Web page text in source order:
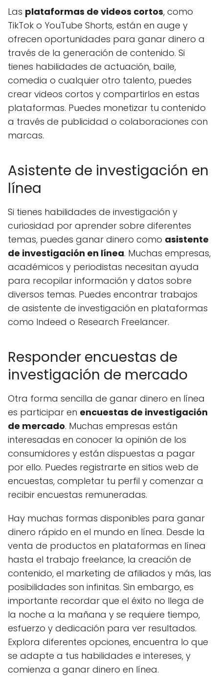
Las plataformas de videos cortos, como
TikTok o YouTube Shorts, están en auge y
ofrecen oportunidades para ganar dinero a
través de la generación de contenido. Si
tienes habilidades de actuación, baile,
comedia o cualquier otro talento, puedes
crear videos cortos y compartirlos en estas
plataformas. Puedes monetizar tu contenido
a través de publicidad o colaboraciones con
marcas.
Asistente de investigación en
línea
Si tienes habilidades de investigación y
curiosidad por aprender sobre diferentes
temas, puedes ganar dinero como asistente
de investigación en línea. Muchas empresas,
académicos y periodistas necesitan ayuda
para recopilar información y datos sobre
diversos temas. Puedes encontrar trabajos
de asistente de investigación en plataformas
como Indeed o Research Freelancer.
Responder encuestas de
investigación de mercado
Otra forma sencilla de ganar dinero en línea
es participar en encuestas de investigación
de mercado. Muchas empresas están
interesadas en conocer la opinión de los
consumidores y están dispuestas a pagar
por ello. Puedes registrarte en sitios web de
encuestas, completar tu perfil y comenzar a
recibir encuestas remuneradas.
Hay muchas formas disponibles para ganar
dinero rápido en el mundo en línea. Desde la
venta de productos en plataformas en línea
hasta el trabajo freelance, la creación de
contenido, el marketing de afiliados y más, las
posibilidades son infinitas. Sin embargo, es
importante recordar que el éxito no llega de
la noche a la mañana y se requiere tiempo,
esfuerzo y dedicación para ver resultados.
Explora diferentes opciones, encuentra lo que
se adapte a tus habilidades e intereses, y
comienza a ganar dinero en línea.